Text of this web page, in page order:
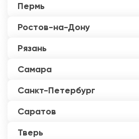
Пермь
Ростов-на-Дону
Рязань
Самара
Санкт-Петербург
Саратов
Тверь